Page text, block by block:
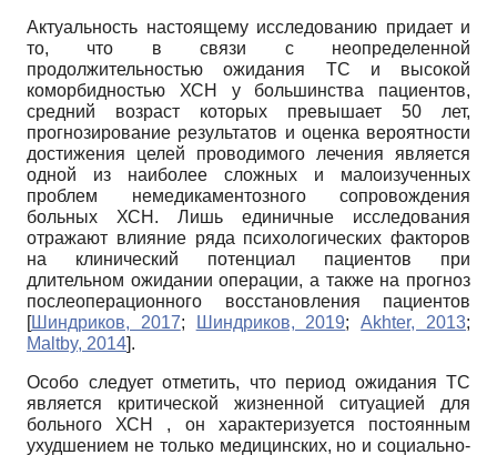
Актуальность настоящему исследованию придает и
то, что в связи с неопределенной
продолжительностью ожидания ТС и высокой
коморбидностью ХСН у большинства пациентов,
средний возраст которых превышает 50 лет,
прогнозирование результатов и оценка вероятности
достижения целей проводимого лечения является
одной из наиболее сложных и малоизученных
проблем немедикаментозного сопровождения
больных ХСН. Лишь единичные исследования
отражают влияние ряда психологических факторов
на клинический потенциал пациентов при
длительном ожидании операции, а также на прогноз
послеоперационного восстановления пациентов
[Шиндриков, 2017; Шиндриков, 2019;Akhter, 2013;
Maltby, 2014].
Особо следует отметить, что период ожидания ТС
является критической жизненной ситуацией для
больного ХСН , он характеризуется постоянным
ухудшением не только медицинских, но и социально-